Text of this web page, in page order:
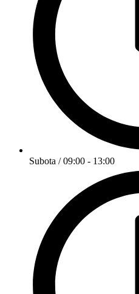
Subota / 09:00 - 13:00